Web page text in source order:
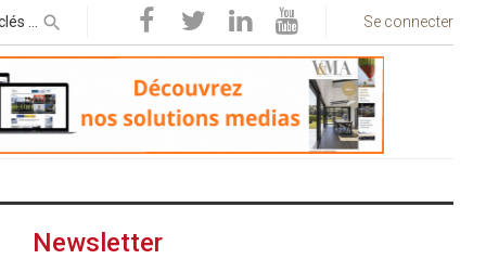
Se connecter
Newsletter